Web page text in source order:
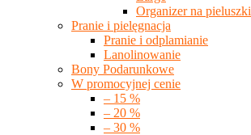
Organizer na pieluszki
Pranie i pielęgnacja
Pranie i odplamianie
Lanolinowanie
Bony Podarunkowe
W promocyjnej cenie
– 15 %
– 20 %
– 30 %